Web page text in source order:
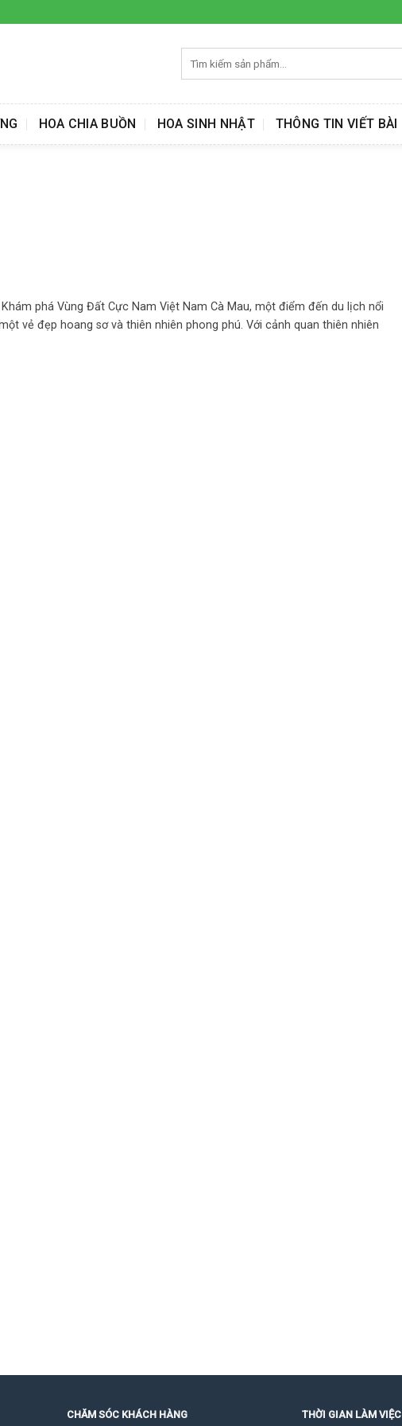
kiếm:
HOA CHIA BUỒN HOA SINH NHẬT THÔNG TIN VIẾT BÀI
phá Vùng Đất Cực Nam Việt Nam Cà Mau, một điểm đến du lịch nổi
vẻ đẹp hoang sơ và thiên nhiên phong phú. Với cảnh quan thiên nhiên
CHĂM SÓC KHÁCH HÀNG THỜI GIAN LÀM VIỆC